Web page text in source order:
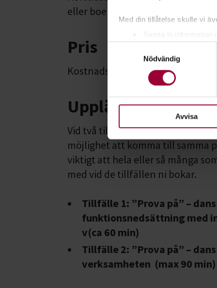
Med din tillåtelse skulle vi
Samla in
Ta reda på mer om hur
eller dra tillbaka ditt
För att du ska få en så bra
Nödvändig
Avvisa
eller boendestöd.
Pris
Kostnadsfritt
Upplägg
Vid två tillfällen kommer vi ut till
möjlighet att komma till samma
viktigt att hela eller så många
med vid de tillfällen ni bokar.
Tillfälle 1: ”Prova på” –
funktionsnedsättning med
v(ca 60 min)
Tillfälle 2: ”Prova på” –
verksamheten (max 90 min)